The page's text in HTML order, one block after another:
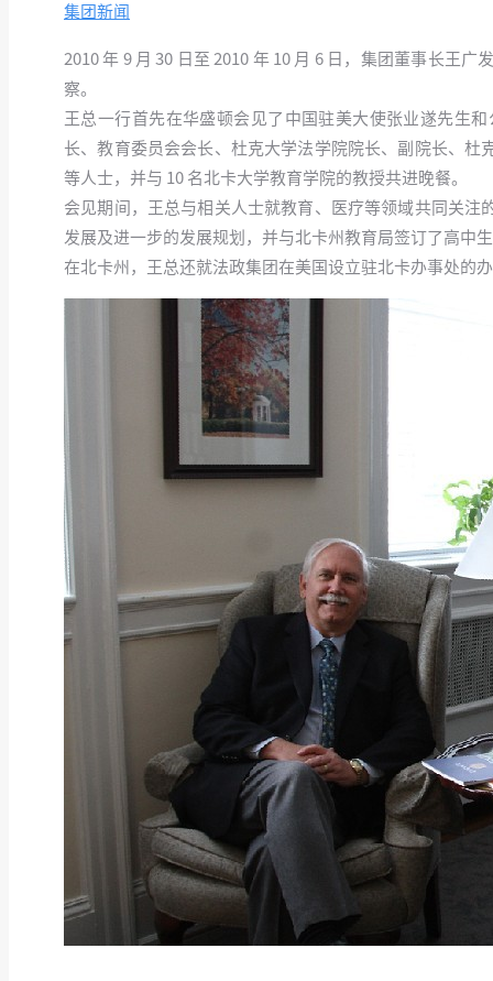
集团新闻
2010 年 9 月 30 日至 2010 年 10 月 6 日，集团董事长王
察。
王总一行首先在华盛顿会见了中国驻美大使张业遂先生
长、教育委员会会长、杜克大学法学院院长、副院长、
等人士，并与 10 名北卡大学教育学院的教授共进晚餐。
会见期间，王总与相关人士就教育、医疗等领域共同关
发展及进一步的发展规划，并与北卡州教育局签订了高中生
在北卡州，王总还就法政集团在美国设立驻北卡办事处的